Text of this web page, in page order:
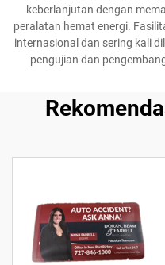
keberlanjutan dengan
peralatan hemat energi.
internasional dan sering kali
pengujian dan